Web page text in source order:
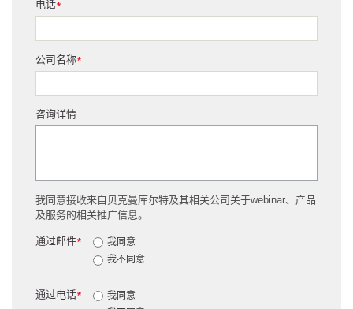
*
电话
*
公司名称
咨询详情
我同意接收来自贝克曼库尔特及其相关公司关于webinar、产品
及服务的相关推广信息。
*
通过邮件
我同意
我不同意
*
通过电话
我同意